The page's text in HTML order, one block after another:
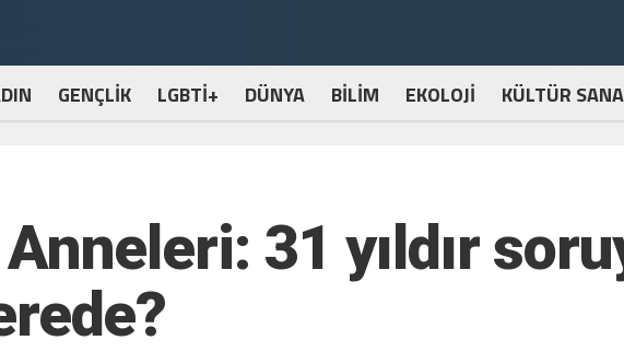
GENÇLİK LGBTİ+ DÜNYA BİLİM EKOLOJİ KÜLTÜR
31 yıldır